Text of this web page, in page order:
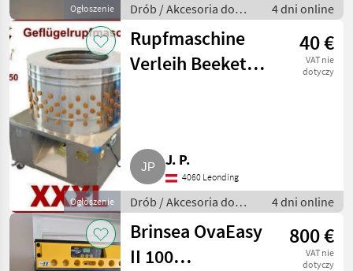
Ogłoszenie
Drób / Akcesoria do
hodowli drobiu
4 dni online
Ogłoszenie
Rupfmaschine
Verleih Beeketal
40 €
VAT nie
dotyczy
J. P.
4060 Leonding
Drób / Akcesoria do
hodowli drobiu
4 dni online
Brinsea OvaEasy
II 100
800 €
VAT nie
dotyczy